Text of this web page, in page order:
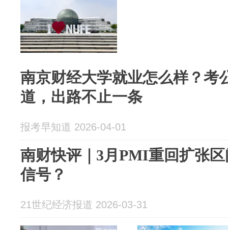
南京财经大学就业怎么样？考
道，出路不止一条
报考早知道 2026-04-01
南财快评｜3月PMI重回扩张
信号？
21世纪经济报道 2026-03-31